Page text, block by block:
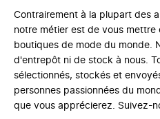
Contrairement à la plupart des
notre métier est de vous mettre
boutiques de mode du monde.
d'entrepôt ni de stock à nous.
sélectionnés, stockés et
personnes passionnées du
que vous apprécierez. Suivez-